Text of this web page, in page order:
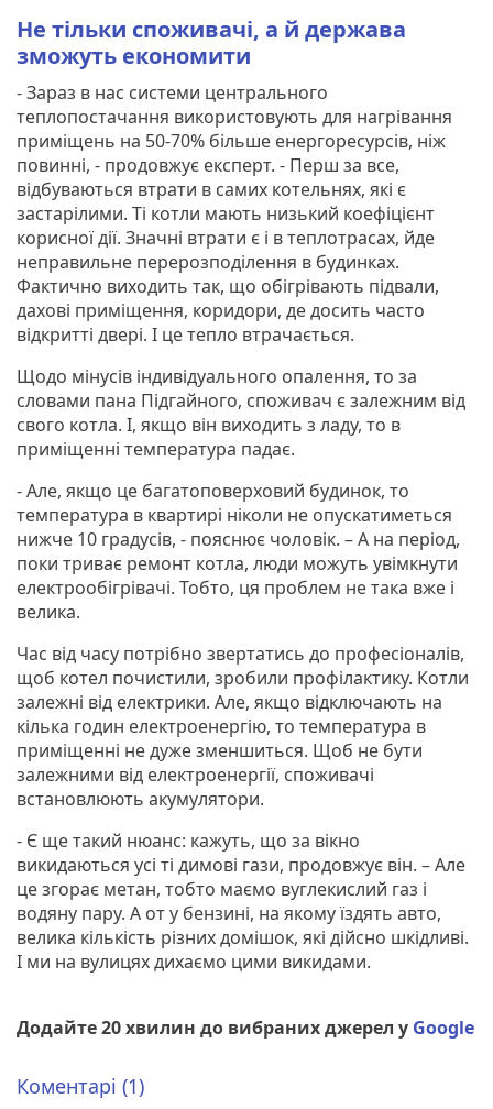
Не тільки споживачі, а й держава
зможуть економити
- Зараз в нас системи центрального
теплопостачання використовують для нагрівання
приміщень на 50-70% більше енергоресурсів, ніж
повинні, - продовжує експерт. - Перш за все,
відбуваються втрати в самих котельнях, які є
застарілими. Ті котли мають низький коефіцієнт
корисної дії. Значні втрати є і в теплотрасах, йде
неправильне перерозподілення в будинках.
Фактично виходить так, що обігрівають підвали,
дахові приміщення, коридори, де досить часто
відкритті двері. І це тепло втрачається.
Щодо мінусів індивідуального опалення, то за
словами пана Підгайного, споживач є залежним від
свого котла. І, якщо він виходить з ладу, то в
приміщенні температура падає.
- Але, якщо це багатоповерховий будинок, то
температура в квартирі ніколи не опускатиметься
нижче 10 градусів, - пояснює чоловік. – А на період,
поки триває ремонт котла, люди можуть увімкнути
електрообігрівачі. Тобто, ця проблем не така вже і
велика.
Час від часу потрібно звертатись до професіоналів,
щоб котел почистили, зробили профілактику. Котли
залежні від електрики. Але, якщо відключають на
кілька годин електроенергію, то температура в
приміщенні не дуже зменшиться. Щоб не бути
залежними від електроенергії, споживачі
встановлюють акумулятори.
- Є ще такий нюанс: кажуть, що за вікно
викидаються усі ті димові гази, продовжує він. – Але
це згорає метан, тобто маємо вуглекислий газ і
водяну пару. А от у бензині, на якому їздять авто,
велика кількість різних домішок, які дійсно шкідливі.
І ми на вулицях дихаємо цими викидами.
Додайте 20 хвилин до вибраних джерел у Google
Коментарі (1)